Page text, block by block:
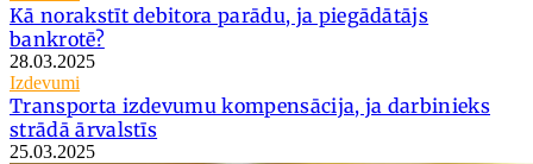
Kā norakstīt debitora parādu, ja piegādātājs
bankrotē?
28.03.2025
Izdevumi
Transporta izdevumu kompensācija, ja darbinieks
strādā ārvalstīs
25.03.2025